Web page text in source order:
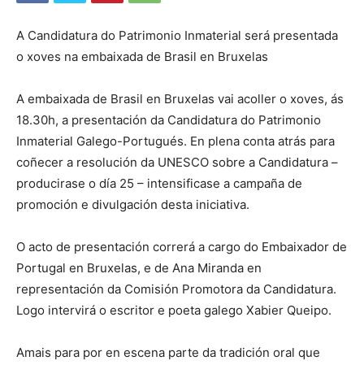
A Candidatura do Patrimonio Inmaterial será presentada
o xoves na embaixada de Brasil en Bruxelas
A embaixada de Brasil en Bruxelas vai acoller o xoves, ás
18.30h, a presentación da Candidatura do Patrimonio
Inmaterial Galego-Portugués. En plena conta atrás para
coñecer a resolución da UNESCO sobre a Candidatura –
producirase o día 25 – intensificase a campaña de
promoción e divulgación desta iniciativa.
O acto de presentación correrá a cargo do Embaixador de
Portugal en Bruxelas, e de Ana Miranda en
representación da Comisión Promotora da Candidatura.
Logo intervirá o escritor e poeta galego Xabier Queipo.
Amais para por en escena parte da tradición oral que